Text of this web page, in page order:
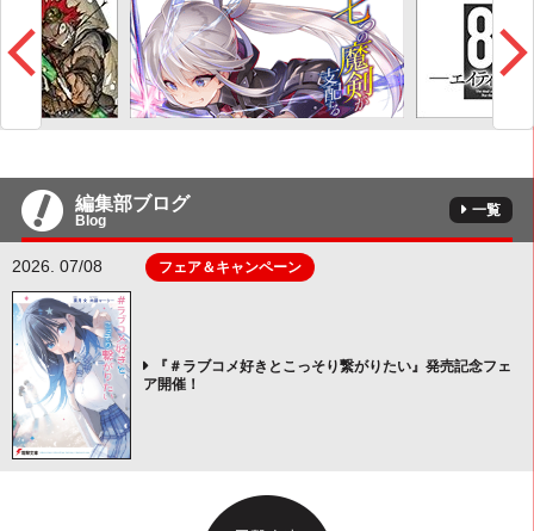
編集部ブログ
Blog
一覧
2026. 07/08 フェア＆キャンペーン
『＃ラブコメ好きとこっそり繋がりたい』発売記念フェ
ア開催！